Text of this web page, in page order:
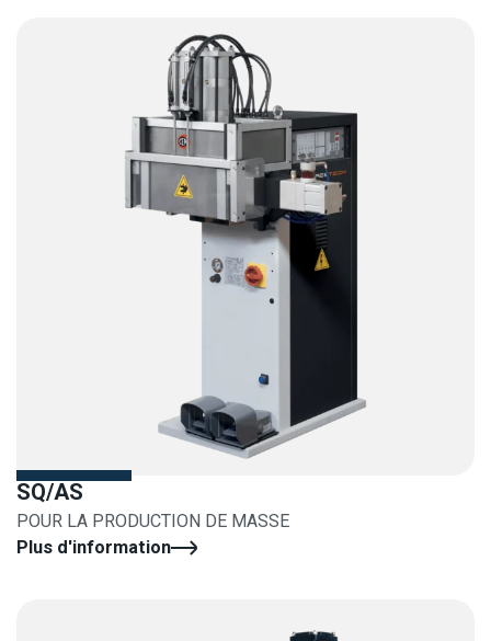
SQ/AS
POUR LA PRODUCTION DE MASSE
Plus d'information